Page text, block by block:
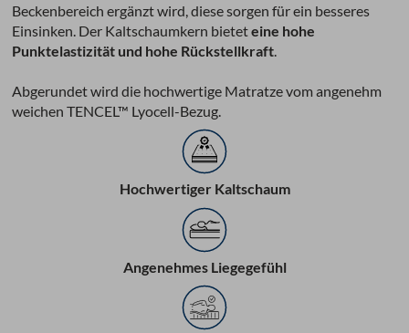
Beckenbereich ergänzt wird, diese sorgen für ein besseres
Einsinken. Der Kaltschaumkern bieteteine hohe
Punktelastizität und hohe Rückstellkraft
Abgerundet wird die hochwertige Matratze vom angenehm
weichen TENCEL™ Lyocell-Bezug.
Hochwertiger Kaltschaum
Angenehmes Liegegefühl